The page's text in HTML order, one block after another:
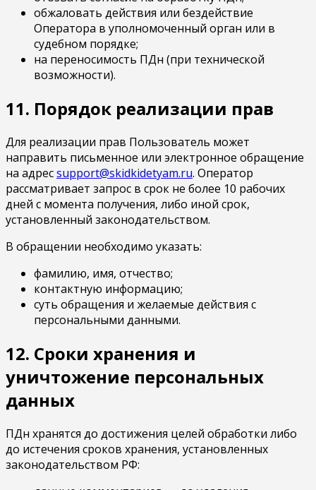
обжаловать действия или бездействие
Оператора в уполномоченный орган или в
судебном порядке;
на переносимость ПДн (при технической
возможности).
11. Порядок реализации прав
Для реализации прав Пользователь может
направить письменное или электронное обращение
на адресsupport@skidkidetyam.ru. Оператор
рассматривает запрос в срок не более 10 рабочих
дней с момента получения, либо иной срок,
установленный законодательством.
В обращении необходимо указать:
фамилию, имя, отчество;
контактную информацию;
суть обращения и желаемые действия с
персональными данными.
12. Сроки хранения и
уничтожение персональных
данных
ПДн хранятся до достижения целей обработки либо
до истечения сроков хранения, установленных
законодательством РФ: